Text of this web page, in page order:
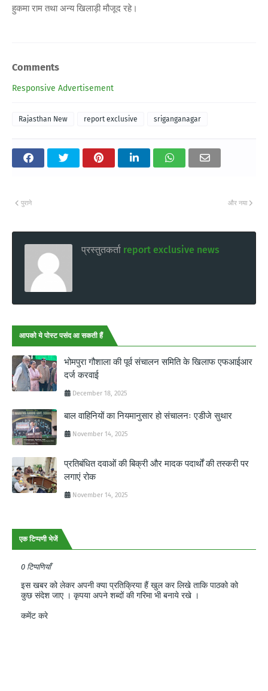
हुकमा राम तथा अन्य खिलाड़ी मौजूद रहे।
Comments
Responsive Advertisement
Rajasthan New report exclusive sriganganagar
और नया
पुराने
प्रस्तुतकर्ता report exclusive news
आपको ये पोस्ट पसंद आ सकती हैं
भोमपुरा गौशाला की पूर्व संचालन समिति के खिलाफ एफआईआर
दर्ज करवाई
December 18, 2025
बाल वाहिनियों का नियमानुसार हो संचालनः एडीजे सुथार
November 14, 2025
प्रतिबंधित दवाओं की बिक्री और मादक पदार्थों की तस्करी पर
लगाएं रोक
November 14, 2025
एक टिप्पणी भेजें
0 टिप्पणियाँ
इस खबर को लेकर अपनी क्या प्रतिक्रिया हैं खुल कर लिखे ताकि पाठको को
कुछ संदेश जाए । कृपया अपने शब्दों की गरिमा भी बनाये रखे ।
कमेंट करे